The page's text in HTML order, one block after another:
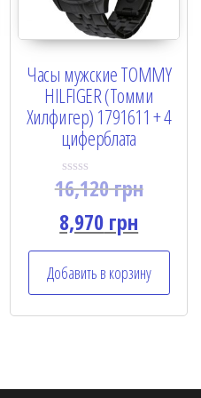
Часы мужские TOMMY
HILFIGER (Томми
Хилфигер) 1791611 + 4
циферблата
R
a
t
e
d
0
o
u
t
f
16,120грн
8,970 грн
Добавить в корзину